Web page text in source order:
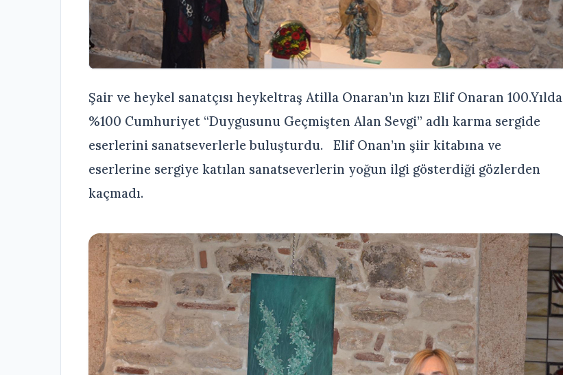
Şair ve heykel sanatçısı heykeltraş Atilla Onaran’ın kızı Elif Onaran 100.Yılda
%100 Cumhuriyet “Duygusunu Geçmişten Alan Sevgi” adlı karma sergide
eserlerini sanatseverlerle buluşturdu. Elif Onan’ın şiir kitabına ve
eserlerine sergiye katılan sanatseverlerin yoğun ilgi gösterdiği gözlerden
kaçmadı.